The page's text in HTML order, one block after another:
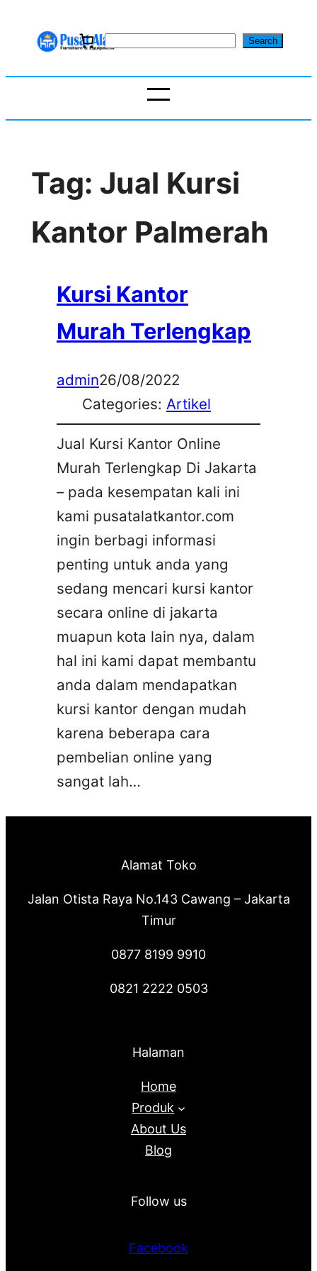
S
r
Search
Tag: Jual Kursi
Kantor Palmerah
Kursi Kantor
Murah Terlengkap
admin26/08/2022
Categories: Artikel
Jual Kursi Kantor Online
Murah Terlengkap Di Jakarta
– pada kesempatan kali ini
kami pusatalatkantor.com
ingin berbagi informasi
penting untuk anda yang
sedang mencari kursi kantor
secara online di jakarta
muapun kota lain nya, dalam
hal ini kami dapat membantu
anda dalam mendapatkan
kursi kantor dengan mudah
karena beberapa cara
pembelian online yang
sangat lah…
Alamat Toko
Jalan Otista Raya No.143 Cawang – Jakarta
Timur
0877 8199 9910
0821 2222 0503
Halaman
Home
Produk
About Us
Blog
Follow us
Facebook